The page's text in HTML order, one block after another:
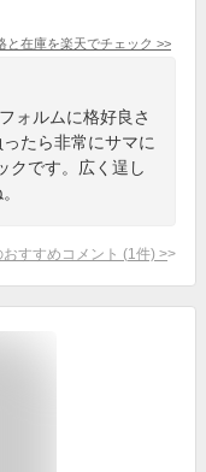
と在庫を楽天でチェック >>
ォルムに格好良さ
たら非常にサマに
クです。広く逞し
すすめコメント (1 件) >